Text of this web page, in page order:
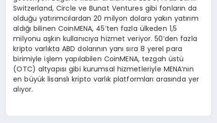
Switzerland, Circle ve Bunat Ventures gibi fonların da
olduğu yatırımcılardan 20 milyon dolara yakın yatırım
aldığı bilinen CoinMENA, 45’ten fazla ülkeden 1,5
milyonu aşkın kullanıcıya hizmet veriyor. 50’den fazla
kripto varlıkta ABD dolarının yanı sıra 8 yerel para
birimiyle işlem yapılabilen CoinMENA, tezgah üstü
(OTC) altyapısı gibi kurumsal hizmetleriyle MENA’nın
en büyük lisanslı kripto varlık platformları arasında yer
alıyor.